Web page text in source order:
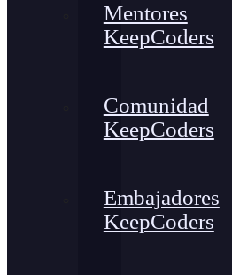
Mentores
KeepCoders
Comunidad
KeepCoders
Embajadores
KeepCoders